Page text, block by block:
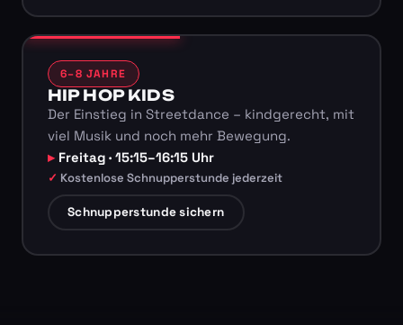
6–8 JAHRE
HIP HOP KIDS
Der Einstieg in Streetdance – kindgerecht, mit
viel Musik und noch mehr Bewegung.
Freitag · 15:15–16:15 Uhr
Kostenlose Schnupperstunde jederzeit
Schnupperstunde sichern